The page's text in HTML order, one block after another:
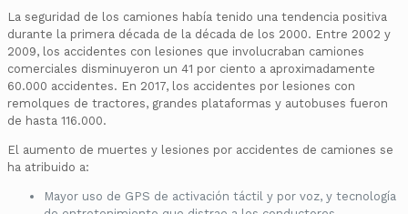
La seguridad de los camiones había tenido una tendencia positiva
durante la primera década de la década de los 2000. Entre 2002 y
2009, los accidentes con lesiones que involucraban camiones
comerciales disminuyeron un 41 por ciento a aproximadamente
60.000 accidentes. En 2017, los accidentes por lesiones con
remolques de tractores, grandes plataformas y autobuses fueron
de hasta 116.000.
El aumento de muertes y lesiones por accidentes de camiones se
ha atribuido a:
Mayor uso de GPS de activación táctil y por voz, y tecnología